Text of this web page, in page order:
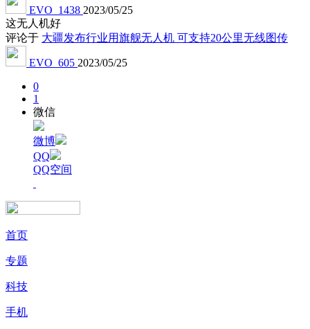
EVO_1438 2023/05/25
这无人机好
评论于 大疆发布行业用旗舰无人机 可支持20公里无线图传
EVO_605 2023/05/25
0
1
微信
微博
QQ
QQ空间
首页
专题
科技
手机